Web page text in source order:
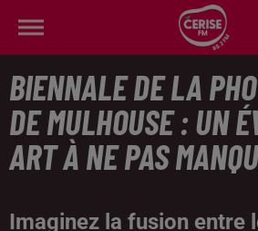
BIENNALE DE LA
DE MULHOUSE : UN
ART À NE PAS
Imaginez la fusion entre